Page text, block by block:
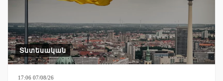
Տնտեսական
17:06 07/08/26